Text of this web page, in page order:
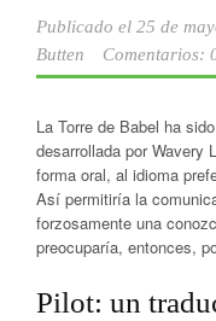
Publicado el 25 de
Butten
Comentarios:
La Torre de Babel ha
desarrollada por Wavery
forma oral, al idioma
Así permitiría la
forzosamente una
preocuparía, entonces,
Pilot: un